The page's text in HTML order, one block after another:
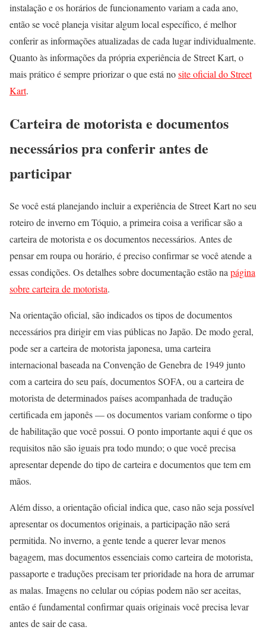
instalação e os horários de funcionamento variam a cada ano,
então se você planeja visitar algum local específico, é melhor
conferir as informações atualizadas de cada lugar individualmente.
Quanto às informações da própria experiência de Street Kart, o
mais prático é sempre priorizar o que está nosite oficial do Street
Kart.
Carteira de motorista e documentos
necessários pra conferir antes de
participar
Se você está planejando incluir a experiência de Street Kart no seu
roteiro de inverno em Tóquio, a primeira coisa a verificar são a
carteira de motorista e os documentos necessários. Antes de
pensar em roupa ou horário, é preciso confirmar se você atende a
essas condições. Os detalhes sobre documentação estão na página
sobre carteira de motorista.
Na orientação oficial, são indicados os tipos de documentos
necessários pra dirigir em vias públicas no Japão. De modo geral,
pode ser a carteira de motorista japonesa, uma carteira
internacional baseada na Convenção de Genebra de 1949 junto
com a carteira do seu país, documentos SOFA, ou a carteira de
motorista de determinados países acompanhada de tradução
certificada em japonês — os documentos variam conforme o tipo
de habilitação que você possui. O ponto importante aqui é que os
requisitos não são iguais pra todo mundo; o que você precisa
apresentar depende do tipo de carteira e documentos que tem em
mãos.
Além disso, a orientação oficial indica que, caso não seja possível
apresentar os documentos originais, a participação não será
permitida. No inverno, a gente tende a querer levar menos
bagagem, mas documentos essenciais como carteira de motorista,
passaporte e traduções precisam ter prioridade na hora de arrumar
as malas. Imagens no celular ou cópias podem não ser aceitas,
então é fundamental confirmar quais originais você precisa levar
antes de sair de casa.